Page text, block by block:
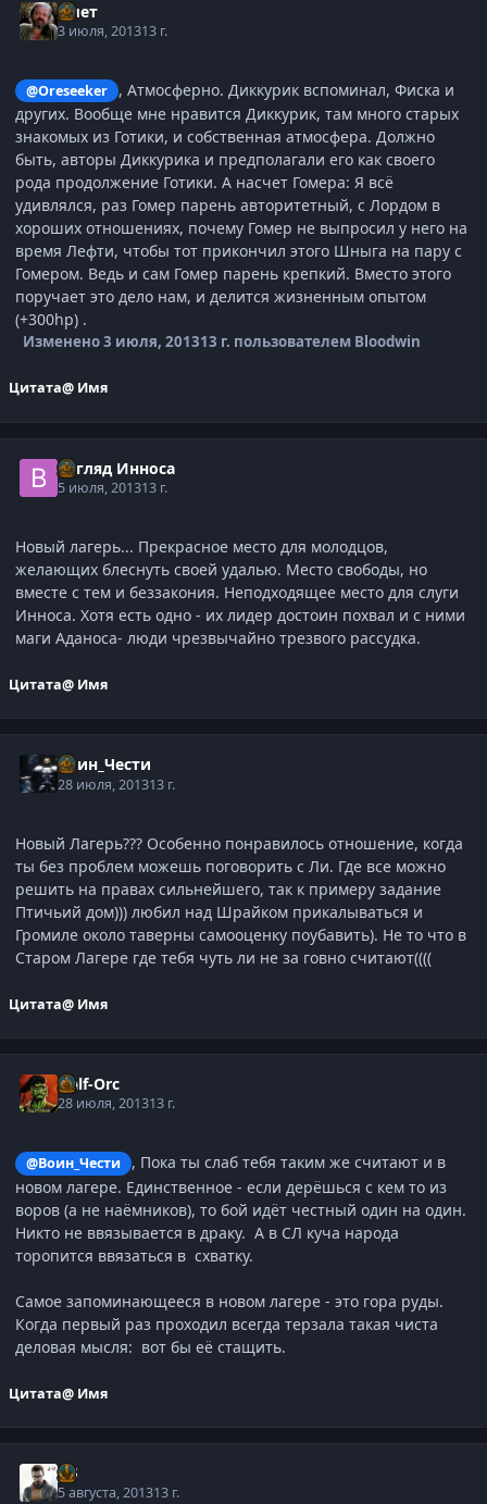
Кмет
3 июля, 201313 г.
@Oreseeker
, Атмосферно. Диккурик вспоминал, Фиска и
других. Вообще мне нравится Диккурик, там много старых
знакомых из Готики, и собственная атмосфера. Должно
быть, авторы Диккурика и предполагали его как своего
рода продолжение Готики. А насчет Гомера: Я всё
удивлялся, раз Гомер парень авторитетный, с Лордом в
хороших отношениях, почему Гомер не выпросил у него на
время Лефти, чтобы тот прикончил этого Шныга на пару с
Гомером. Ведь и сам Гомер парень крепкий. Вместо этого
поручает это дело нам, и делится жизненным опытом
(+300hp) .
Изменено3 июля, 201313 г. пользователем Bloodwin
Цитата@ Имя
Взгляд Инноса
5 июля, 201313 г.
Новый лагерь... Прекрасное место для молодцов,
желающих блеснуть своей удалью. Место свободы, но
вместе с тем и беззакония. Неподходящее место для слуги
Инноса. Хотя есть одно - их лидер достоин похвал и с ними
маги Аданоса- люди чрезвычайно трезвого рассудка.
Цитата@ Имя
Воин_Чести
28 июля, 201313 г.
Новый Лагерь??? Особенно понравилось отношение, когда
ты без проблем можешь поговорить с Ли. Где все можно
решить на правах сильнейшего, так к примеру задание
Птичьий дом))) любил над Шрайком прикалываться и
Громиле около таверны самооценку поубавить). Не то что в
Старом Лагере где тебя чуть ли не за говно считают((((
Цитата@ Имя
Half-Orc
28 июля, 201313 г.
@Воин_Чести
, Пока ты слаб тебя таким же считают и в
новом лагере. Единственное - если дерёшься с кем то из
воров (а не наёмников), то бой идёт честный один на один.
Никто не ввязывается в драку. А в СЛ куча народа
торопится ввязаться в схватку.
Самое запоминающееся в новом лагере - это гора руды.
Когда первый раз проходил всегда терзала такая чиста
деловая мысля: вот бы её стащить.
Цитата@ Имя
j-G
5 августа, 201313 г.